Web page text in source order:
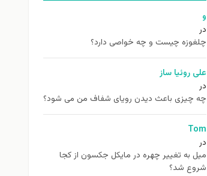
و
در
چلغوزه چیست و چه خواصی دارد؟
علی روئیا ساز
در
چه چیزی باعث دیدن رویای شفاف من می شود؟
Tom
در
ميل به تغيير چهره در مایکل جکسون از كجا
شروع شد؟